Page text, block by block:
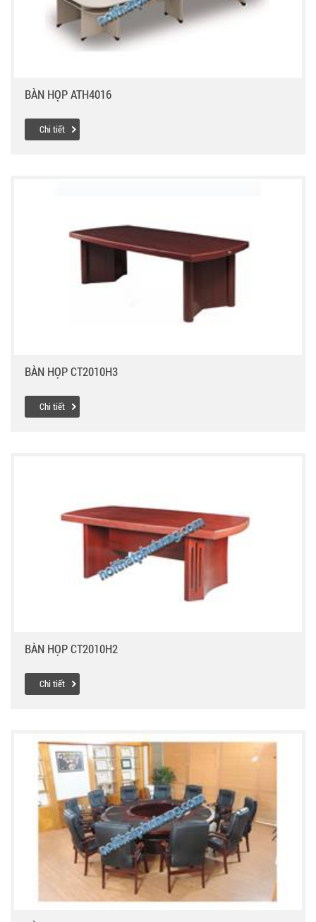
BÀN HỌP ATH4016
Chi tiết
BÀN HỌP CT2010H3
Chi tiết
BÀN HỌP CT2010H2
Chi tiết